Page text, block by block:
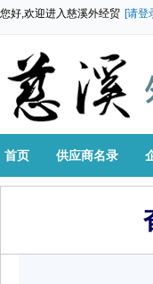
您好,欢迎进入慈溪外经贸 [请登
首页 供应商名录